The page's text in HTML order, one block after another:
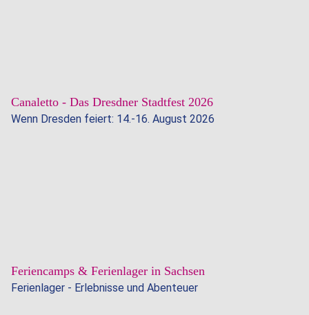
Canaletto - Das Dresdner Stadtfest 2026
Wenn Dresden feiert: 14.-16. August 2026
Feriencamps & Ferienlager in Sachsen
Ferienlager - Erlebnisse und Abenteuer